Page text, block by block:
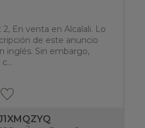
En venta en Alcalali. Lo
de este anuncio
inglés. Sin embargo,